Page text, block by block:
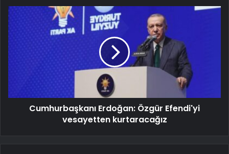
Cumhurbaşkanı Erdoğan: Özgür Efendi'yi
vesayetten kurtaracağız